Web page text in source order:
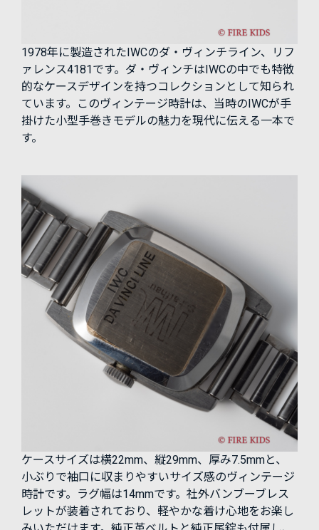
1978年に製造されたIWCのダ・ヴィンチライン、リフ
ァレンス4181です。ダ・ヴィンチはIWCの中でも特徴
的なケースデザインを持つコレクションとして知られ
ています。このヴィンテージ時計は、当時のIWCが手
掛けた小型手巻きモデルの魅力を現代に伝える一本で
す。
ケースサイズは横22mm、縦29mm、厚み7.5mmと、
小ぶりで袖口に収まりやすいサイズ感のヴィンテージ
時計です。ラグ幅は14mmです。社外バンブーブレス
レットが装着されており、軽やかな着け心地をお楽し